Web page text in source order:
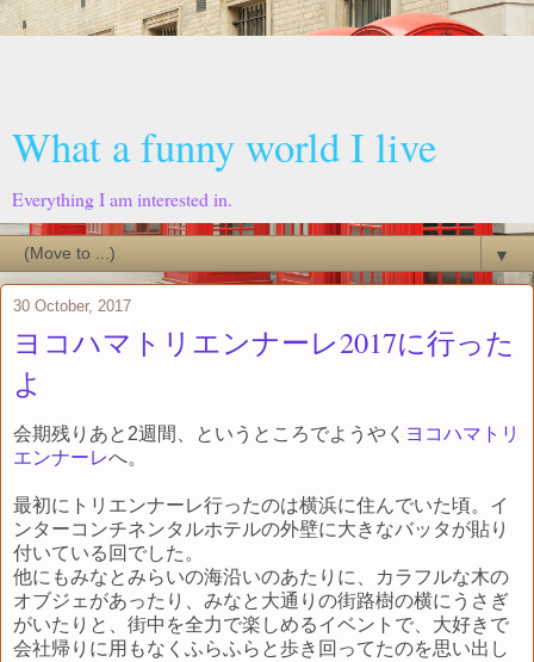
What a funny world I live
Everything I am interested in.
▼
30 October, 2017
ヨコハマトリエンナーレ2017に行った
よ
会期残りあと2週間、というところでようやく ヨコハマトリ
エンナーレへ。
最初にトリエンナーレ行ったのは横浜に住んでいた頃。イ
ンターコンチネンタルホテルの外壁に大きなバッタが貼り
付いている回でした。
他にもみなとみらいの海沿いのあたりに、カラフルな木の
オブジェがあったり、みなと大通りの街路樹の横にうさぎ
がいたりと、街中を全力で楽しめるイベントで、大好きで
会社帰りに用もなくふらふらと歩き回ってたのを思い出し